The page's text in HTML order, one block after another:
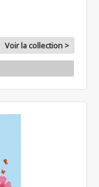
Voir la collection >